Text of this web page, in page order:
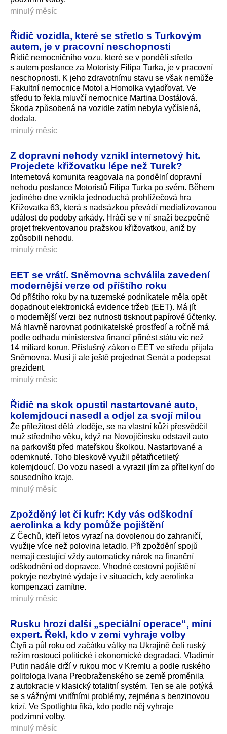
minulý měsíc
Řidič vozidla, které se střetlo s Turkovým
autem, je v pracovní neschopnosti
Řidič nemocničního vozu, které se v pondělí střetlo
s autem poslance za Motoristy Filipa Turka, je v pracovní
neschopnosti. K jeho zdravotnímu stavu se však nemůže
Fakultní nemocnice Motol a Homolka vyjadřovat. Ve
středu to řekla mluvčí nemocnice Martina Dostálová.
Škoda způsobená na vozidle zatím nebyla vyčíslená,
dodala.
minulý měsíc
Z dopravní nehody vznikl internetový hit.
Projedete křižovatku lépe než Turek?
Internetová komunita reagovala na pondělní dopravní
nehodu poslance Motoristů Filipa Turka po svém. Během
jediného dne vznikla jednoduchá prohlížečová hra
Křižovatka 63, která s nadsázkou převádí medializovanou
událost do podoby arkády. Hráči se v ní snaží bezpečně
projet frekventovanou pražskou křižovatkou, aniž by
způsobili nehodu.
minulý měsíc
EET se vrátí. Sněmovna schválila zavedení
modernější verze od příštího roku
Od příštího roku by na tuzemské podnikatele měla opět
dopadnout elektronická evidence tržeb (EET). Má jít
o modernější verzi bez nutnosti tisknout papírové účtenky.
Má hlavně narovnat podnikatelské prostředí a ročně má
podle odhadu ministerstva financí přinést státu víc než
14 miliard korun. Příslušný zákon o EET ve středu přijala
Sněmovna. Musí ji ale ještě projednat Senát a podepsat
prezident.
minulý měsíc
Řidič na skok opustil nastartované auto,
kolemjdoucí nasedl a odjel za svojí milou
Že příležitost dělá zloděje, se na vlastní kůži přesvědčil
muž středního věku, když na Novojičínsku odstavil auto
na parkovišti před mateřskou školkou. Nastartované a
odemknuté. Toho bleskově využil pětatřicetiletý
kolemjdoucí. Do vozu nasedl a vyrazil jím za přítelkyní do
sousedního kraje.
minulý měsíc
Zpožděný let či kufr: Kdy vás odškodní
aerolinka a kdy pomůže pojištění
Z Čechů, kteří letos vyrazí na dovolenou do zahraničí,
využije více než polovina letadlo. Při zpoždění spojů
nemají cestující vždy automaticky nárok na finanční
odškodnění od dopravce. Vhodné cestovní pojištění
pokryje nezbytné výdaje i v situacích, kdy aerolinka
kompenzaci zamítne.
minulý měsíc
Rusku hrozí další „speciální operace“, míní
expert. Řekl, kdo v zemi vyhraje volby
Čtyři a půl roku od začátku války na Ukrajině čelí ruský
režim rostoucí politické i ekonomické degradaci. Vladimir
Putin nadále drží v rukou moc v Kremlu a podle ruského
politologa Ivana Preobraženského se země proměnila
z autokracie v klasický totalitní systém. Ten se ale potýká
se s vážnými vnitřními problémy, zejména s benzinovou
krizí. Ve Spotlightu říká, kdo podle něj vyhraje
podzimní volby.
minulý měsíc